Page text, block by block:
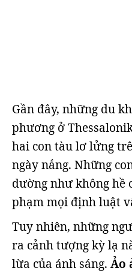
Gần đây, những du
phương ở
hai con tàu lơ lửng
ngày nắng. Những
dường như không hề
phạm mọi định luật
Tuy nhiên, những
ra cảnh tượng kỳ lạ
lừa của ánh sáng. Ảo